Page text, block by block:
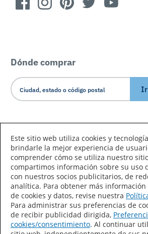
Dónde comprar
Ir
Declaración de accesibilidad
Términos de uso
Privacidad
Este sitio web utiliza cookies y
brindarle la mejor experiencia de
comprender cómo se utiliza nuestro
compartimos información sobre su uso
con nuestros socios publicitarios, de
analítica. Para obtener más
de cookies y datos, revise nuestra
Para administrar sus preferencias de
de recibir publicidad dirigida,
cookies/consentimiento. Al continuar